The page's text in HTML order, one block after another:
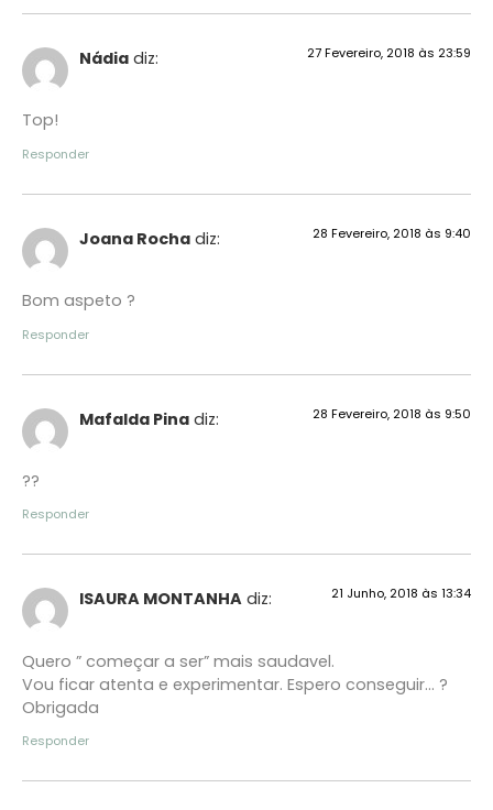
Nádia diz: 27 Fevereiro, 2018 às 23:59
Top!
Responder
Joana Rocha diz: 28 Fevereiro, 2018 às 9:40
Bom aspeto ?
Responder
Mafalda Pina diz: 28 Fevereiro, 2018 às 9:50
??
Responder
ISAURA MONTANHA diz: 21 Junho, 2018 às 13:34
Quero ” começar a ser” mais saudavel.
Vou ficar atenta e experimentar. Espero conseguir… ?
Obrigada
Responder